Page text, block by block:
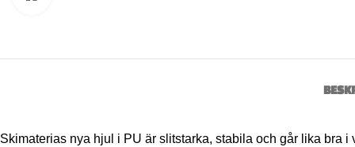
Skimaterias nya hjul i PU är slitstarka, stabila och går lika bra